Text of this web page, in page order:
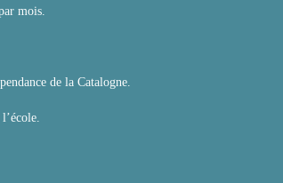
mois.
de la Catalogne.